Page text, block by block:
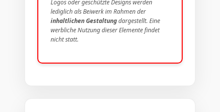
Logos oder geschützte Designs werden
lediglich als Beiwerk im Rahmen der
inhaltlichen Gestaltungdargestellt. Eine
werbliche Nutzung dieser Elemente findet
nicht statt.